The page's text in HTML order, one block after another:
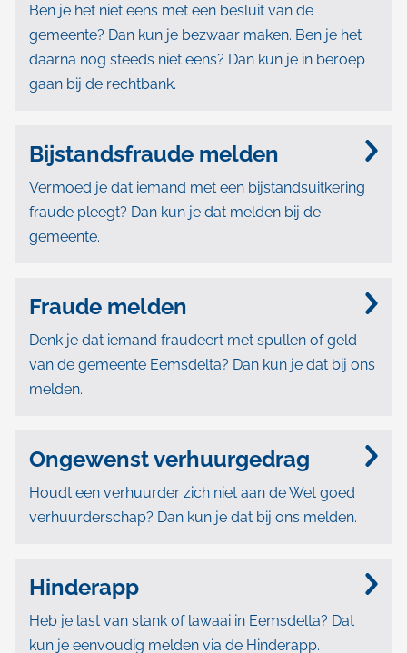
Ben je het niet eens met een besluit van de
gemeente? Dan kun je bezwaar maken. Ben je het
daarna nog steeds niet eens? Dan kun je in beroep
gaan bij de rechtbank.
Bijstandsfraude melden
Vermoed je dat iemand met een bijstandsuitkering
fraude pleegt? Dan kun je dat melden bij de
gemeente.
Fraude melden
Denk je dat iemand fraudeert met spullen of geld
van de gemeente Eemsdelta? Dan kun je dat bij ons
melden.
Ongewenst verhuurgedrag
Houdt een verhuurder zich niet aan de Wet goed
verhuurderschap? Dan kun je dat bij ons melden.
Hinderapp
Heb je last van stank of lawaai in Eemsdelta? Dat
kun je eenvoudig melden via de Hinderapp.